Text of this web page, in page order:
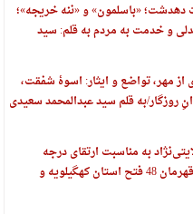
دهدشت؛ «باسلمون» و «ننه خریجه»؛
و خدمت به مردم به قلم: سید
از مهر، تواضع و ایثار: اسوهٔ شفقت،
روزگار/به قلم سید عبدالمحمد سعیدی
به مناسبت ارتقای درجه
فرمانده تیپ همیشه قهرمان 48 فتح استان کهگیلویه و